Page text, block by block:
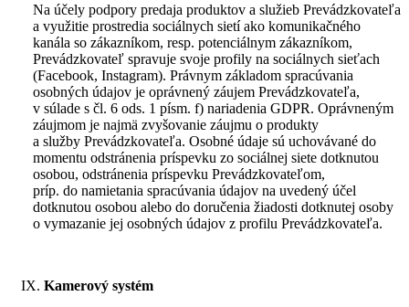
Na účelypodpory predaja produktov a služieb Prevádzkovateľa
a využitie prostredia sociálnych sietí ako komunikačného
kanála so zákazníkom, resp. potenciálnym zákazníkom,
Prevádzkovateľ spravuje svoje profily na sociálnych sieťach
(Facebook, Instagram). Právnym základom spracúvania
osobných údajov je oprávnený záujem Prevádzkovateľa,
v súlade s čl. 6 ods. 1 písm. f) nariadenia GDPR. Oprávneným
záujmom je najmä zvyšovanie záujmu o produkty
a služby Prevádzkovateľa. Osobné údaje sú uchovávané do
momentu odstránenia príspevku zo sociálnej siete dotknutou
osobou, odstránenia príspevku Prevádzkovateľom,
príp. do namietania spracúvania údajov na uvedený účel
dotknutou osobou alebo do doručenia žiadosti dotknutej osoby
o vymazanie jej osobných údajov z profilu Prevádzkovateľa.
Kamerový systém